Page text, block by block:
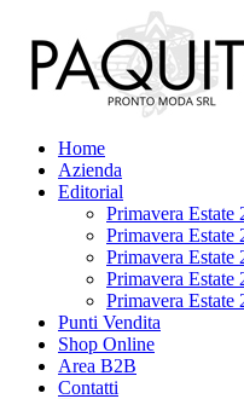
Home
Azienda
Editorial
Primavera Estate
Primavera Estate
Primavera Estate
Primavera Estate
Primavera Estate
Punti Vendita
Shop Online
Area B2B
Contatti